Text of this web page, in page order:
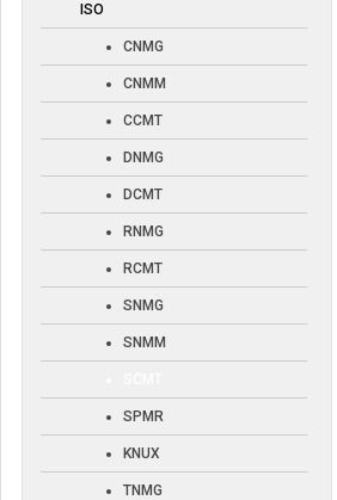
ISO
CNMG
CNMM
CCMT
DNMG
DCMT
RNMG
RCMT
SNMG
SNMM
SPMR
KNUX
TNMG